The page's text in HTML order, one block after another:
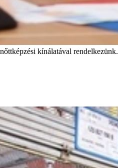
kínálatával rendelkezünk.